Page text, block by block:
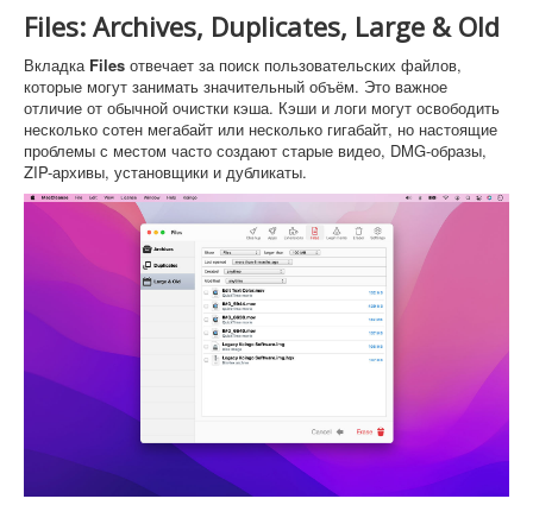
Files: Archives, Duplicates, Large & Old
Вкладка Files отвечает за поиск пользовательских файлов,
которые могут занимать значительный объём. Это важное
отличие от обычной очистки кэша. Кэши и логи могут освободить
несколько сотен мегабайт или несколько гигабайт, но настоящие
проблемы с местом часто создают старые видео, DMG-образы,
ZIP-архивы, установщики и дубликаты.